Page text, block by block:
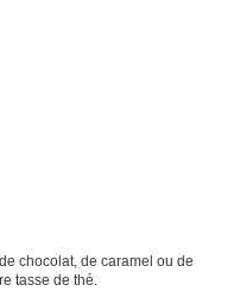
chocolat, de caramel ou de
tasse de thé.